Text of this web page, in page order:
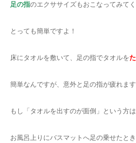
足の指のエクササイズもおこなってみて
とっても簡単ですよ！
床にタオルを敷いて、足の指でタオルを
簡単なんですが、意外と足の指が疲れます
もし「タオルを出すのが面倒」という方は
お風呂上りにバスマットへ足の乗せたと